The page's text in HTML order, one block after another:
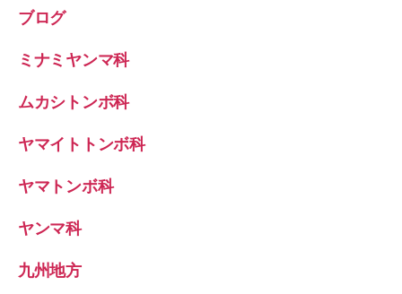
ブログ
ミナミヤンマ科
ムカシトンボ科
ヤマイトトンボ科
ヤマトンボ科
ヤンマ科
九州地方